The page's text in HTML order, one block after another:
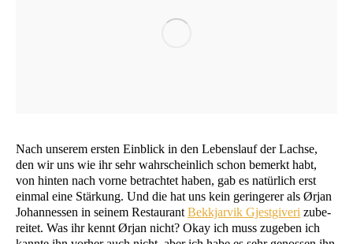
Nach unse­rem ers­ten Ein­blick in den Lebens­lauf der Lach­se,
den wir uns wie ihr sehr wahr­schein­lich schon bemerkt habt,
von hin­ten nach vor­ne betrach­tet haben, gab es natür­lich erst
ein­mal eine Stär­kung. Und die hat uns kein gerin­ge­rer als Ørjan
Johan­nes­sen in sei­nem Restau­rant Bekkjar­vik Gjes­t­gi­veri zube­
rei­tet. Was ihr kennt Ørjan nicht? Okay ich muss zuge­ben ich